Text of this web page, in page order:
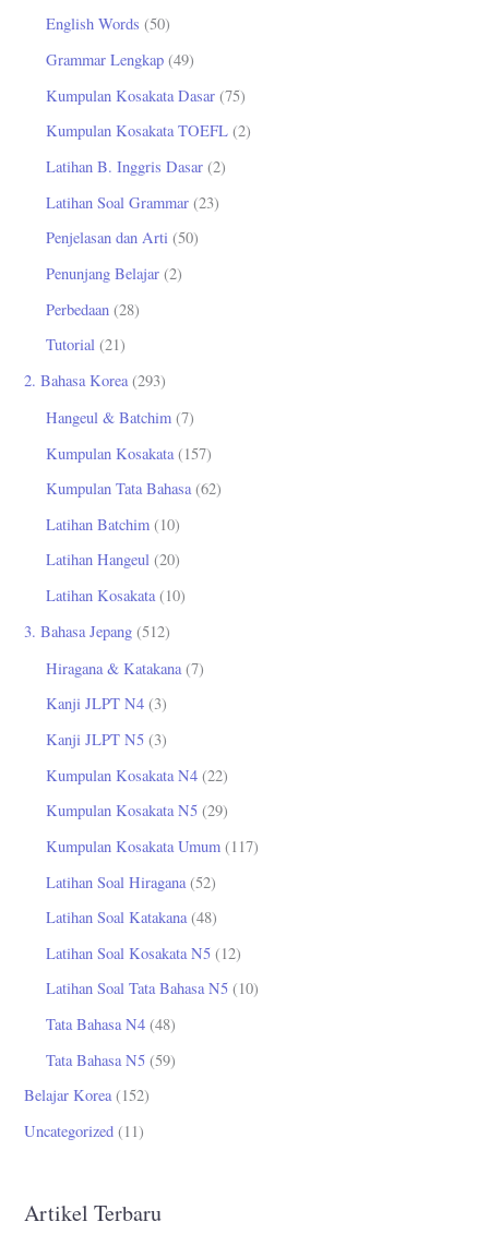
English Words (50)
Grammar Lengkap (49)
Kumpulan Kosakata Dasar (75)
Kumpulan Kosakata TOEFL (2)
Latihan B. Inggris Dasar (2)
Latihan Soal Grammar (23)
Penjelasan dan Arti (50)
Penunjang Belajar (2)
Perbedaan (28)
Tutorial (21)
2. Bahasa Korea(293)
Hangeul & Batchim (7)
Kumpulan Kosakata (157)
Kumpulan Tata Bahasa(62)
Latihan Batchim (10)
Latihan Hangeul (20)
Latihan Kosakata(10)
3. Bahasa Jepang (512)
Hiragana & Katakana (7)
Kanji JLPT N4 (3)
Kanji JLPT N5 (3)
Kumpulan Kosakata N4 (22)
Kumpulan Kosakata N5 (29)
Kumpulan Kosakata Umum (117)
Latihan Soal Hiragana (52)
Latihan Soal Katakana(48)
Latihan Soal Kosakata N5 (12)
Latihan Soal Tata Bahasa N5 (10)
Tata Bahasa N4 (48)
Tata Bahasa N5 (59)
Belajar Korea(152)
Uncategorized (11)
Artikel Terbaru